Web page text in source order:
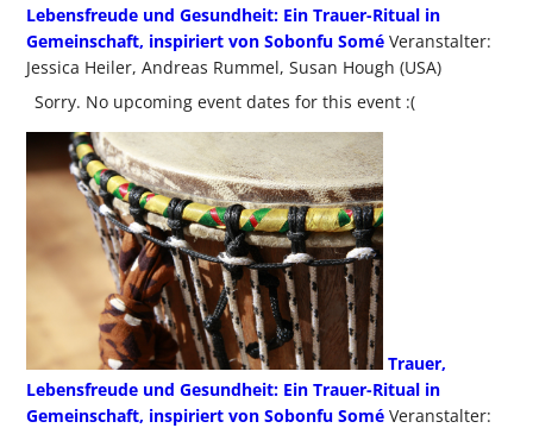
Lebensfreude und Gesundheit: Ein Trauer-Ritual in
Gemeinschaft, inspiriert von Sobonfu Somé Veranstalter:
Jessica Heiler, Andreas Rummel, Susan Hough (USA)
Sorry. No upcoming event dates for this event :(
Trauer,
Lebensfreude und Gesundheit: Ein Trauer-Ritual in
Gemeinschaft, inspiriert von Sobonfu Somé Veranstalter: